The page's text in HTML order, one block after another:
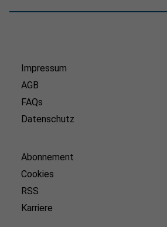
Impressum
AGB
FAQs
Datenschutz
Abonnement
Cookies
RSS
Karriere